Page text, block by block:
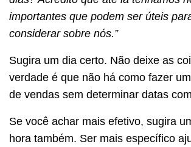
importantes que podem ser úteis
considerar sobre nós.”
Sugira um dia certo. Não deixe as
verdade é que não há como fazer
de vendas sem determinar datas
Se você achar mais efetivo, sugira
hora também. Ser mais específico